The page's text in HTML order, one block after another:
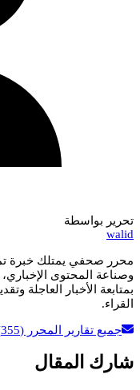
تحرير بواسطة
walid
وصناعة المحتوى
بمتابعة الأخبار العاجلة
القراء.
جميع تقارير المحرر (355)
شارك المقال